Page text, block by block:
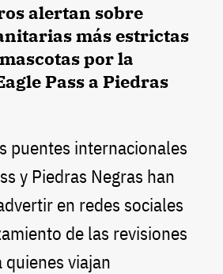
alertan sobre
más estrictas
por la
Pass a Piedras
puentes internacionales
y Piedras Negras han
en redes sociales
de las revisiones
viajan